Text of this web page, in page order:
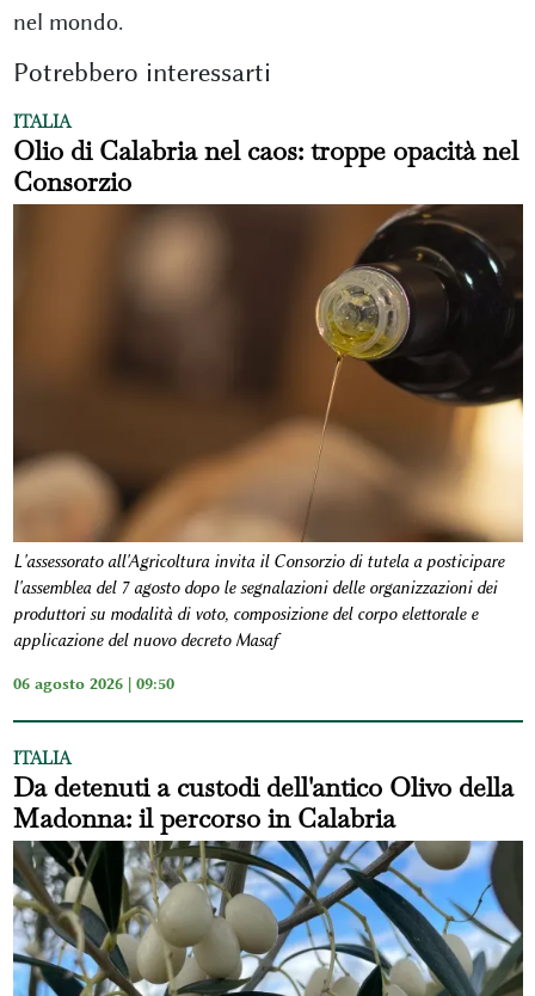
nel mondo.
Potrebbero interessarti
ITALIA
Olio di Calabria nel caos: troppe opacità nel
Consorzio
L'assessorato all'Agricoltura invita il Consorzio di tutela a posticipare
l'assemblea del 7 agosto dopo le segnalazioni delle organizzazioni dei
produttori su modalità di voto, composizione del corpo elettorale e
applicazione del nuovo decreto Masaf
06 agosto 2026 | 09:50
ITALIA
Da detenuti a custodi dell'antico Olivo della
Madonna: il percorso in Calabria